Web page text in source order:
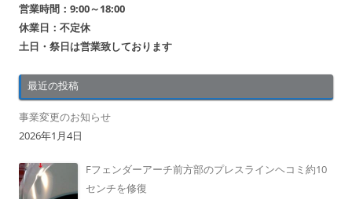
営業時間：9:00～18:00
休業日：不定休
土日・祭日は営業致しております
最近の投稿
事業変更のお知らせ
2026年1月4日
Fフェンダーアーチ前方部のプレスラインヘコミ約10
センチを修復